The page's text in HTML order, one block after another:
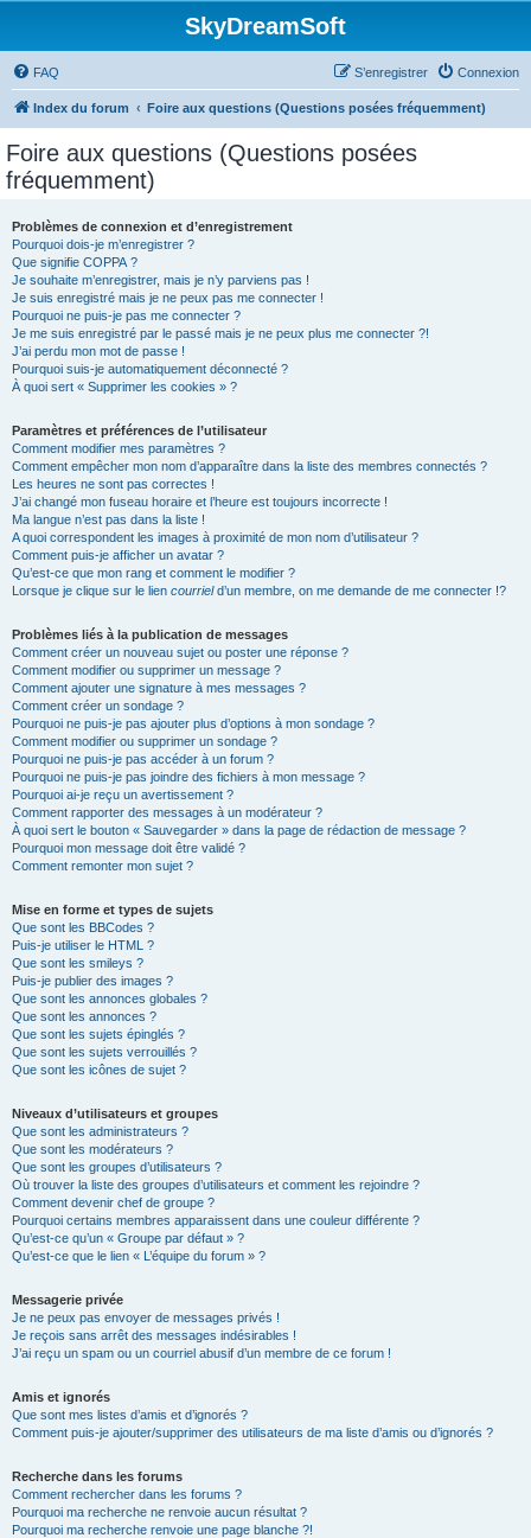
SkyDreamSoft
FAQ Connexion
S’enregistrer
Index du forum Foire aux questions (Questions posées fréquemment)
Foire aux questions (Questions posées
fréquemment)
Problèmes de connexion et d’enregistrement
Pourquoi dois-je m’enregistrer ?
Que signifie COPPA ?
Je souhaite m’enregistrer, mais je n’y parviens pas !
Je suis enregistré mais je ne peux pas me connecter !
Pourquoi ne puis-je pas me connecter ?
Je me suis enregistré par le passé mais je ne peux plus me connecter ?!
J’ai perdu mon mot de passe !
Pourquoi suis-je automatiquement déconnecté ?
À quoi sert « Supprimer les cookies » ?
Paramètres et préférences de l’utilisateur
Comment modifier mes paramètres ?
Comment empêcher mon nom d’apparaître dans la liste des membres connectés ?
Les heures ne sont pas correctes !
J’ai changé mon fuseau horaire et l’heure est toujours incorrecte !
Ma langue n’est pas dans la liste !
A quoi correspondent les images à proximité de mon nom d’utilisateur ?
Comment puis-je afficher un avatar ?
Qu’est-ce que mon rang et comment le modifier ?
Lorsque je clique sur le lien courrield’un membre, on me demande de me connecter !?
Problèmes liés à la publication de messages
Comment créer un nouveau sujet ou poster une réponse ?
Comment modifier ou supprimer un message ?
Comment ajouter une signature à mes messages ?
Comment créer un sondage ?
Pourquoi ne puis-je pas ajouter plus d’options à mon sondage ?
Comment modifier ou supprimer un sondage ?
Pourquoi ne puis-je pas accéder à un forum ?
Pourquoi ne puis-je pas joindre des fichiers à mon message ?
Pourquoi ai-je reçu un avertissement ?
Comment rapporter des messages à un modérateur ?
À quoi sert le bouton « Sauvegarder » dans la page de rédaction de message ?
Pourquoi mon message doit être validé ?
Comment remonter mon sujet ?
Mise en forme et types de sujets
Que sont les BBCodes ?
Puis-je utiliser le HTML ?
Que sont les smileys ?
Puis-je publier des images ?
Que sont les annonces globales ?
Que sont les annonces ?
Que sont les sujets épinglés ?
Que sont les sujets verrouillés ?
Que sont les icônes de sujet ?
Niveaux d’utilisateurs et groupes
Que sont les administrateurs ?
Que sont les modérateurs ?
Que sont les groupes d’utilisateurs ?
Où trouver la liste des groupes d’utilisateurs et comment les rejoindre ?
Comment devenir chef de groupe ?
Pourquoi certains membres apparaissent dans une couleur différente ?
Qu’est-ce qu’un « Groupe par défaut » ?
Qu’est-ce que le lien « L’équipe du forum » ?
Messagerie privée
Je ne peux pas envoyer de messages privés !
Je reçois sans arrêt des messages indésirables !
J’ai reçu un spam ou un courriel abusif d’un membre de ce forum !
Amis et ignorés
Que sont mes listes d’amis et d’ignorés ?
Comment puis-je ajouter/supprimer des utilisateurs de ma liste d’amis ou d’ignorés ?
Recherche dans les forums
Comment rechercher dans les forums ?
Pourquoi ma recherche ne renvoie aucun résultat ?
Pourquoi ma recherche renvoie une page blanche ?!